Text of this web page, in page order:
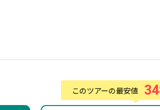
このツアーの最安値